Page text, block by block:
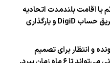
یا اقامت بلندمدت اتحادیه
اروپا به‌صورت آنلاین از طریق حساب DigiD و بارگذاری
و انتظار برای تصمیم